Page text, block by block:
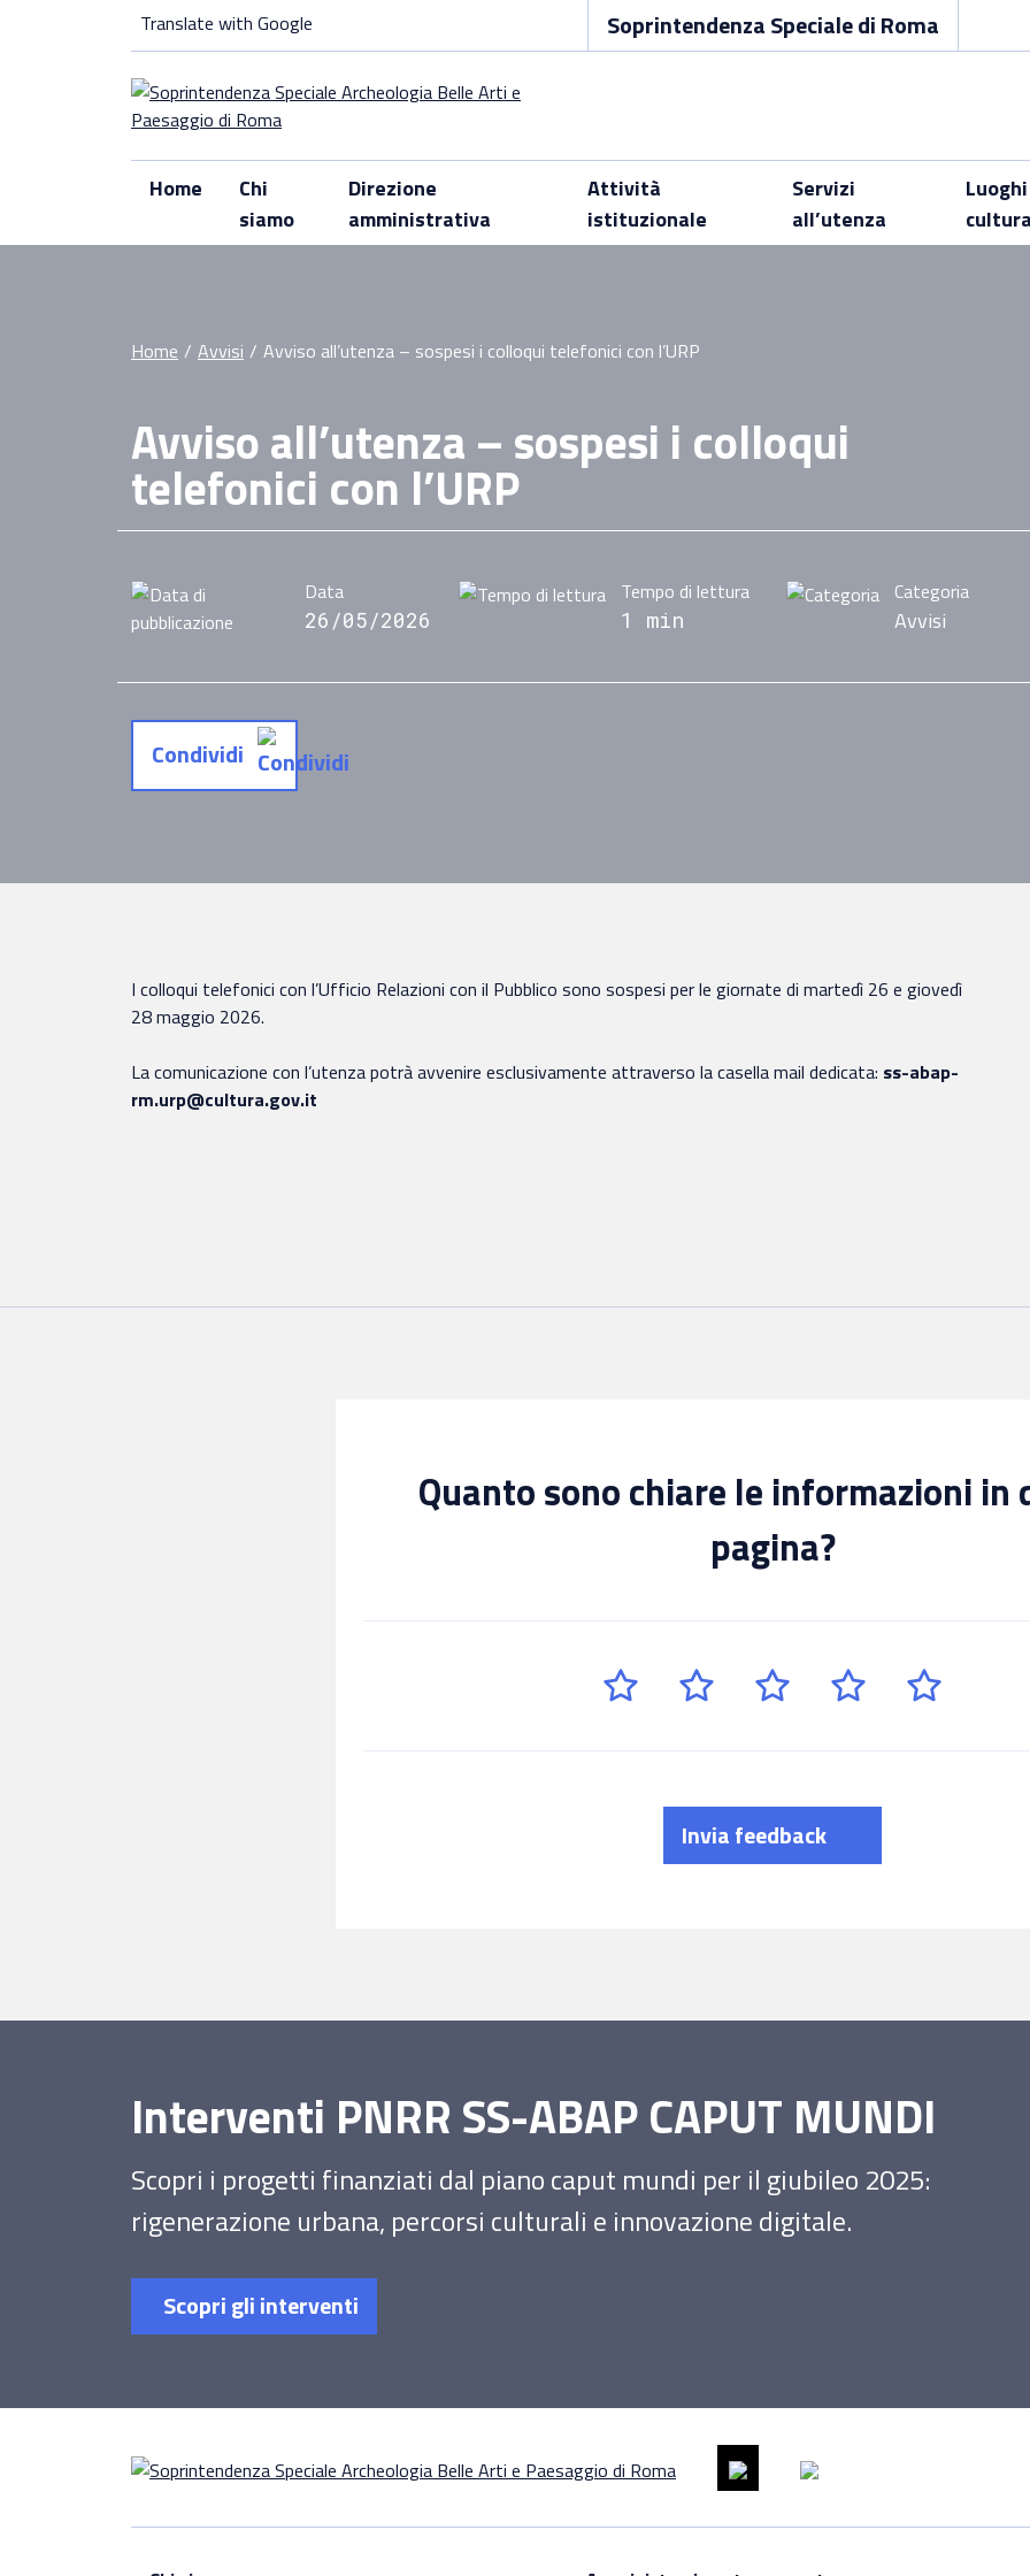
Translate with Google Soprintendenza Speciale di Roma
Home
Chi
siamo
Direzione
amministrativa
Attività
istituzionale
Servizi
all’utenza
cultura
Home / Avvisi / Avviso all’utenza – sospesi i colloqui telefonici con l’URP
Avviso all’utenza – sospesi i colloqui
telefonici con l’URP
Data
26/05/2026
Tempo di lettura
1 min
Categoria
Avvisi
Condividi
I colloqui telefonici con l’Ufficio Relazioni con il Pubblico sono sospesi per le giornate di martedì 26 e giovedì
28 maggio 2026.
La comunicazione con l’utenza potrà avvenire esclusivamente attraverso la casella mail dedicata: ss-abap-
rm.urp@cultura.gov.it
Quanto sono chiare le informazioni in
pagina?
Invia feedback
Interventi PNRR SS-ABAP CAPUT MUNDI
Scopri i progetti finanziati dal piano caput mundi per il giubileo 2025:
rigenerazione urbana, percorsi culturali e innovazione digitale.
Scopri gli interventi